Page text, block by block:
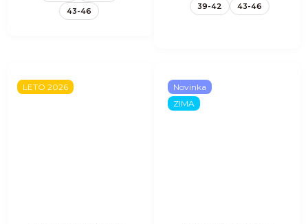
43-46
39-42 43-46
LETO 2026
Novinka
ZIMA